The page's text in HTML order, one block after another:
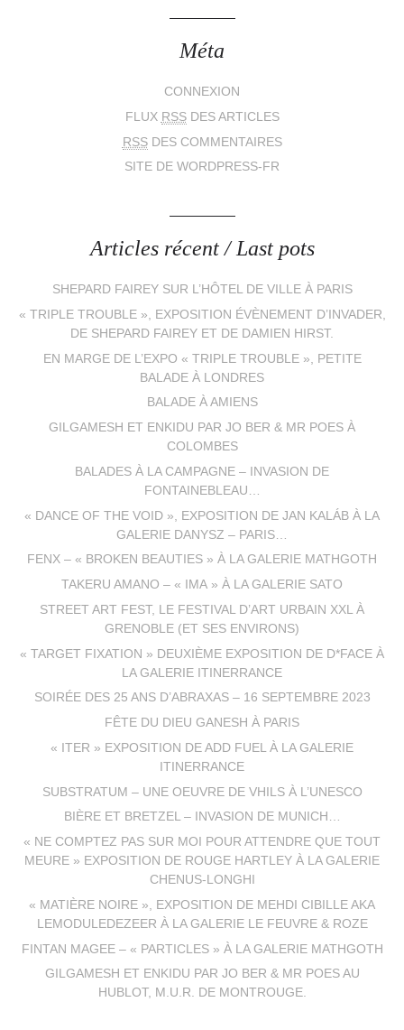
Méta
CONNEXION
FLUX RSSDES ARTICLES
RSSDES COMMENTAIRES
SITE DE WORDPRESS-FR
Articles récent / Last pots
SHEPARD FAIREY SUR L’HÔTEL DE VILLE À PARIS
« TRIPLE TROUBLE », EXPOSITION ÉVÈNEMENT D’INVADER,
DE SHEPARD FAIREY ET DE DAMIEN HIRST.
EN MARGE DE L’EXPO « TRIPLE TROUBLE », PETITE
BALADE À LONDRES
BALADE À AMIENS
GILGAMESH ET ENKIDU PAR JO BER & MR POES À
COLOMBES
BALADES À LA CAMPAGNE – INVASION DE
FONTAINEBLEAU…
« DANCE OF THE VOID », EXPOSITION DE JAN KALÁB À LA
GALERIE DANYSZ – PARIS…
FENX – « BROKEN BEAUTIES » À LA GALERIE MATHGOTH
TAKERU AMANO – « IMA » À LA GALERIE SATO
STREET ART FEST, LE FESTIVAL D’ART URBAIN XXL À
GRENOBLE (ET SES ENVIRONS)
« TARGET FIXATION » DEUXIÈME EXPOSITION DE D*FACE À
LA GALERIE ITINERRANCE
SOIRÉE DES 25 ANS D’ABRAXAS – 16 SEPTEMBRE 2023
FÊTE DU DIEU GANESH À PARIS
« ITER » EXPOSITION DE ADD FUEL À LA GALERIE
ITINERRANCE
SUBSTRATUM – UNE OEUVRE DE VHILS À L’UNESCO
BIÈRE ET BRETZEL – INVASION DE MUNICH…
« NE COMPTEZ PAS SUR MOI POUR ATTENDRE QUE TOUT
MEURE » EXPOSITION DE ROUGE HARTLEY À LA GALERIE
CHENUS-LONGHI
« MATIÈRE NOIRE », EXPOSITION DE MEHDI CIBILLE AKA
LEMODULEDEZEER À LA GALERIE LE FEUVRE & ROZE
FINTAN MAGEE – « PARTICLES » À LA GALERIE MATHGOTH
GILGAMESH ET ENKIDU PAR JO BER & MR POES AU
HUBLOT, M.U.R. DE MONTROUGE.